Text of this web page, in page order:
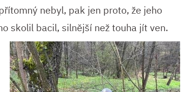
nebyl, pak jen proto, že jeho
skolil bacil, silnější než touha jít ven.